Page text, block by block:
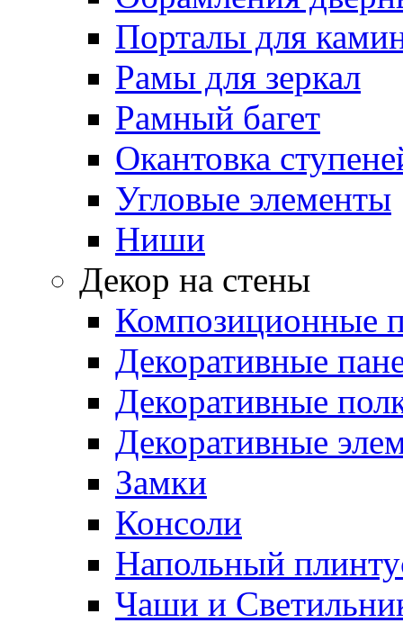
Порталы для
Рамы для зеркал
Рамный багет
Окантовка
Угловые элементы
Ниши
Декор на стены
Композиционные
Декоративные
Декоративные
Декоративные
Замки
Консоли
Напольный
Чаши и